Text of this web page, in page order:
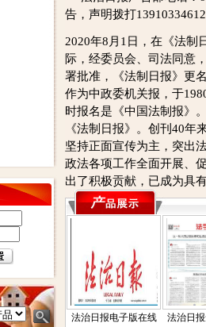
告，声明拨打
2020年8月1日，在《法制
际，经委员会、司法同意
署批准，《法制日报》更
作为中政委机关报，于
时报名是《中国法制报》
《法制日报》。创刊40年
坚持正面宣传为主，突出
政法各项工作全面开展、
出了积极贡献，已成为具
法治日报电子版在线
法治日